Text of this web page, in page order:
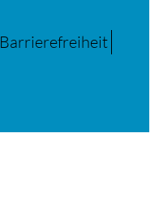
Barrierefreiheit